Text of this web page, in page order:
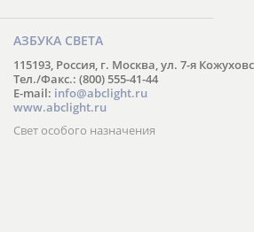
АЗБУКА СВЕТА
115193, Россия, г. Москва, ул. 7-я
Тел./Факс.: (800) 555-41-44
E-mail: info@abclight.ru
www.abclight.ru
Свет особого назначения